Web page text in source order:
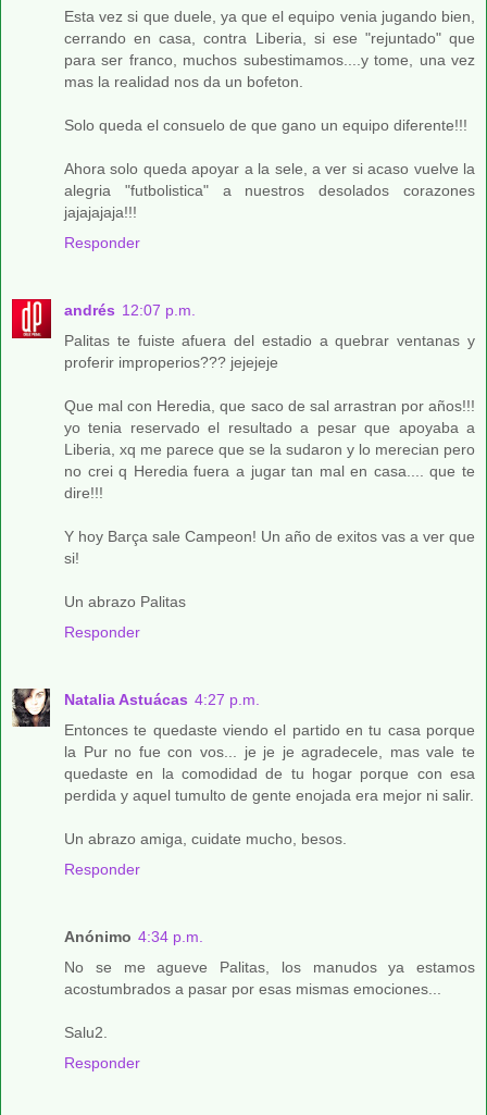
Esta vez si que duele, ya que el equipo venia jugando bien,
cerrando en casa, contra Liberia, si ese "rejuntado" que
para ser franco, muchos subestimamos....y tome, una vez
mas la realidad nos da un bofeton.
Solo queda el consuelo de que gano un equipo diferente!!!
Ahora solo queda apoyar a la sele, a ver si acaso vuelve la
alegria "futbolistica" a nuestros desolados corazones
jajajajaja!!!
Responder
andrés 12:07 p.m.
Palitas te fuiste afuera del estadio a quebrar ventanas y
proferir improperios??? jejejeje
Que mal con Heredia, que saco de sal arrastran por años!!!
yo tenia reservado el resultado a pesar que apoyaba a
Liberia, xq me parece que se la sudaron y lo merecian pero
no crei q Heredia fuera a jugar tan mal en casa.... que te
dire!!!
Y hoy Barça sale Campeon! Un año de exitos vas a ver que
si!
Un abrazo Palitas
Responder
Natalia Astuácas 4:27 p.m.
Entonces te quedaste viendo el partido en tu casa porque
la Pur no fue con vos... je je je agradecele, mas vale te
quedaste en la comodidad de tu hogar porque con esa
perdida y aquel tumulto de gente enojada era mejor ni salir.
Un abrazo amiga, cuidate mucho, besos.
Responder
Anónimo 4:34 p.m.
No se me agueve Palitas, los manudos ya estamos
acostumbrados a pasar por esas mismas emociones...
Salu2.
Responder